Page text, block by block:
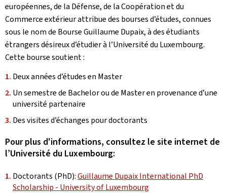
européennes, de la Défense, de la Coopération et du
Commerce extérieur attribue des bourses d’études, connues
sous le nom de Bourse Guillaume Dupaix, à des étudiants
étrangers désireux d’étudier à l’Université du Luxembourg.
Cette bourse soutient :
Deux années d’études en Master
Un semestre de Bachelor ou de Master en provenance d’une
université partenaire
Des visites d’échanges pour doctorants
Pour plus d'informations, consultez le site internet de
l’Université du Luxembourg:
Doctorants (PhD):Guillaume Dupaix International PhD
Scholarship - University of Luxembourg